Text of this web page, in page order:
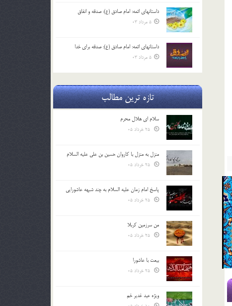
داستانهای ائمه: امام صادق (ع): صدقه و انفاق
5 مرداد 03
داستانهای ائمه: امام صادق (ع): صدقه برای خدا
5 مرداد 03
تازه ترین مطالب
سلام ای هلال محرم
منزل به منزل با کاروان حسین بن علی علیه السلام
پاسخ امام زمان علیه السلام به چند شبهه عاشورایی
من سرزمین کربلا
بیعت با عاشورا
ویژه عید غدیر خم